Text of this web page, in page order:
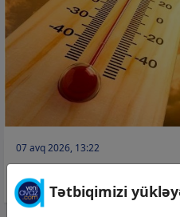
07 avq 2026, 13:22
39 dərəcə isti olacaq –
Tətbiqimizi